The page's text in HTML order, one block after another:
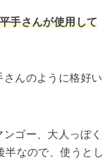
手さんが使用して
んのように格好い
ゴー、大人っぽく
なので、使うとし